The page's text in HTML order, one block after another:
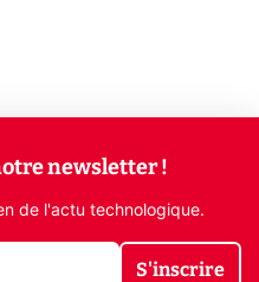
newsletter !
de l'actu technologique.
S'inscrire